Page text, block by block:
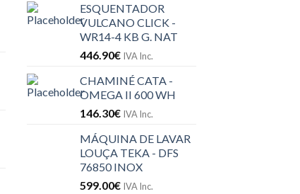
ESQUENTADOR
VULCANO CLICK -
WR14-4 KB G. NAT
446.90€ IVA Inc.
CHAMINÉ CATA -
OMEGA II 600 WH
146.30€ IVA Inc.
MÁQUINA DE LAVAR
LOUÇA TEKA - DFS
76850 INOX
599.00€ IVA Inc.